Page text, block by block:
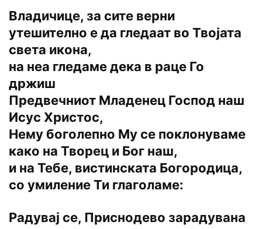
Владичице, за сите верни
утешително е да гледаат во Твојата
света икона,
на неа гледаме дека в раце Го
држиш
Предвечниот Младенец Господ наш
Исус Христос,
Нему боголепно Му се поклонуваме
како на Творец и Бог наш,
и на Тебе, вистинската Богородица,
со умиление Ти глаголаме:
Радувај се, Приснодево зарадувана